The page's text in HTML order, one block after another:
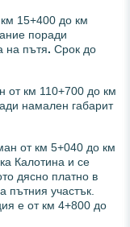
15+400 до км
поради
на пътя. Срок до
от км 110+700 до км
намален габарит
от км 5+040 до км
Калотина и се
дясно платно в
пътния участък.
е от км 4+800 до